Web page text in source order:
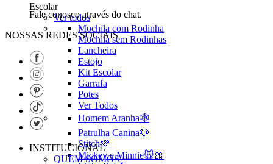
Escolar
Ver todos
Mochila com Rodinha
Mochila sem Rodinhas
Lancheira
Estojo
Kit Escolar
Garrafa
Potes
Ver Todos
Homem Aranha🕸️
Patrulha Canina🐶
Stitch💜
Mickey e Minnie🐭🎀
Fale conosco através do chat.
NOSSAS REDES SOCIAIS
INSTITUCIONAL
QUEM SOMOS